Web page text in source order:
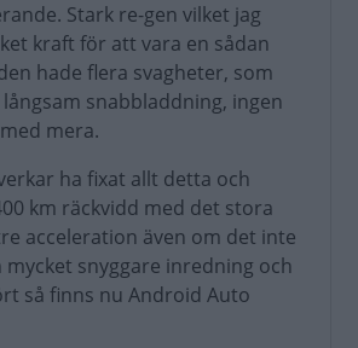
Stark re-gen vilket jag
kraft för att vara en sådan
hade flera svagheter, som
snabbladdning, ingen
mera.
ha fixat allt detta och
km räckvidd med det stora
acceleration även om det inte
mycket snyggare inredning och
så finns nu Android Auto